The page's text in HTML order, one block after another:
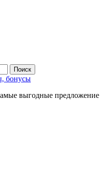
бонусы
выгодные предложение